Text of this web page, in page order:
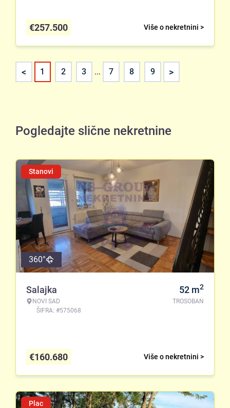
Više o nekretnini >
€257.500
< 1 2 3 ... 7 8 9 >
Pogledajte slične nekretnine
Stanovi
360°
Salajka
NOVI SAD
ŠIFRA: #575068
52 m2
TROSOBAN
Više o nekretnini >
€160.680
Plac